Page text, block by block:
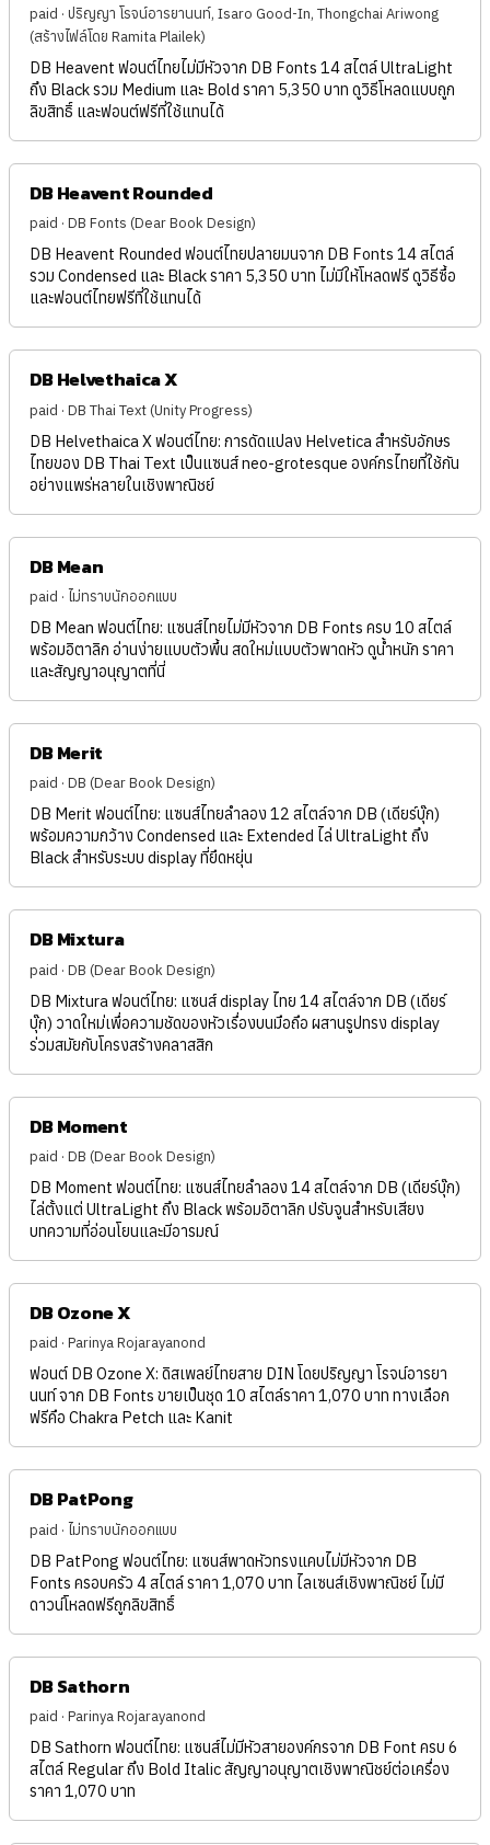
paid · ปริญญา โรจน์อารยานนท์, Isaro Good-In, Thongchai Ariwong
(สร้างไฟล์โดย Ramita Plailek)
DB Heavent ฟอนต์ไทยไม่มีหัวจาก DB Fonts 14 สไตล์ UltraLight
ถึง Black รวม Medium และ Bold ราคา 5,350 บาท ดูวิธีโหลดแบบถูก
ลิขสิทธิ์ และฟอนต์ฟรีที่ใช้แทนได้
DB Heavent Rounded
paid · DB Fonts (Dear Book Design)
DB Heavent Rounded ฟอนต์ไทยปลายมนจาก DB Fonts 14 สไตล์
รวม Condensed และ Black ราคา 5,350 บาท ไม่มีให้โหลดฟรี ดูวิธีซื้อ
และฟอนต์ไทยฟรีที่ใช้แทนได้
DB Helvethaica X
paid · DB Thai Text (Unity Progress)
DB Helvethaica X ฟอนต์ไทย: การดัดแปลง Helvetica สำหรับอักษร
ไทยของ DB Thai Text เป็นแซนส์ neo-grotesque องค์กรไทยที่ใช้กัน
อย่างแพร่หลายในเชิงพาณิชย์
DB Mean
paid · ไม่ทราบนักออกแบบ
DB Mean ฟอนต์ไทย: แซนส์ไทยไม่มีหัวจาก DB Fonts ครบ 10 สไตล์
พร้อมอิตาลิก อ่านง่ายแบบตัวพื้น สดใหม่แบบตัวพาดหัว ดูน้ำหนัก ราคา
และสัญญาอนุญาตที่นี่
DB Merit
paid · DB (Dear Book Design)
DB Merit ฟอนต์ไทย: แซนส์ไทยลำลอง 12 สไตล์จาก DB (เดียร์บุ๊ก)
พร้อมความกว้าง Condensed และ Extended ไล่ UltraLight ถึง
Black สำหรับระบบ display ที่ยืดหยุ่น
DB Mixtura
paid · DB (Dear Book Design)
DB Mixtura ฟอนต์ไทย: แซนส์ display ไทย 14 สไตล์จาก DB (เดียร์
บุ๊ก) วาดใหม่เพื่อความชัดของหัวเรื่องบนมือถือ ผสานรูปทรง display
ร่วมสมัยกับโครงสร้างคลาสสิก
DB Moment
paid · DB (Dear Book Design)
DB Moment ฟอนต์ไทย: แซนส์ไทยลำลอง 14 สไตล์จาก DB (เดียร์บุ๊ก)
ไล่ตั้งแต่ UltraLight ถึง Black พร้อมอิตาลิก ปรับจูนสำหรับเสียง
บทความที่อ่อนโยนและมีอารมณ์
DB Ozone X
paid · Parinya Rojarayanond
ฟอนต์ DB Ozone X: ดิสเพลย์ไทยสาย DIN โดยปริญญา โรจน์อารยา
นนท์ จาก DB Fonts ขายเป็นชุด 10 สไตล์ราคา 1,070 บาท ทางเลือก
ฟรีคือ Chakra Petch และ Kanit
DB PatPong
paid · ไม่ทราบนักออกแบบ
DB PatPong ฟอนต์ไทย: แซนส์พาดหัวทรงแคบไม่มีหัวจาก DB
Fonts ครอบครัว 4 สไตล์ ราคา 1,070 บาท ไลเซนส์เชิงพาณิชย์ ไม่มี
ดาวน์โหลดฟรีถูกลิขสิทธิ์
DB Sathorn
paid · Parinya Rojarayanond
DB Sathorn ฟอนต์ไทย: แซนส์ไม่มีหัวสายองค์กรจาก DB Font ครบ 6
สไตล์ Regular ถึง Bold Italic สัญญาอนุญาตเชิงพาณิชย์ต่อเครื่อง
ราคา 1,070 บาท